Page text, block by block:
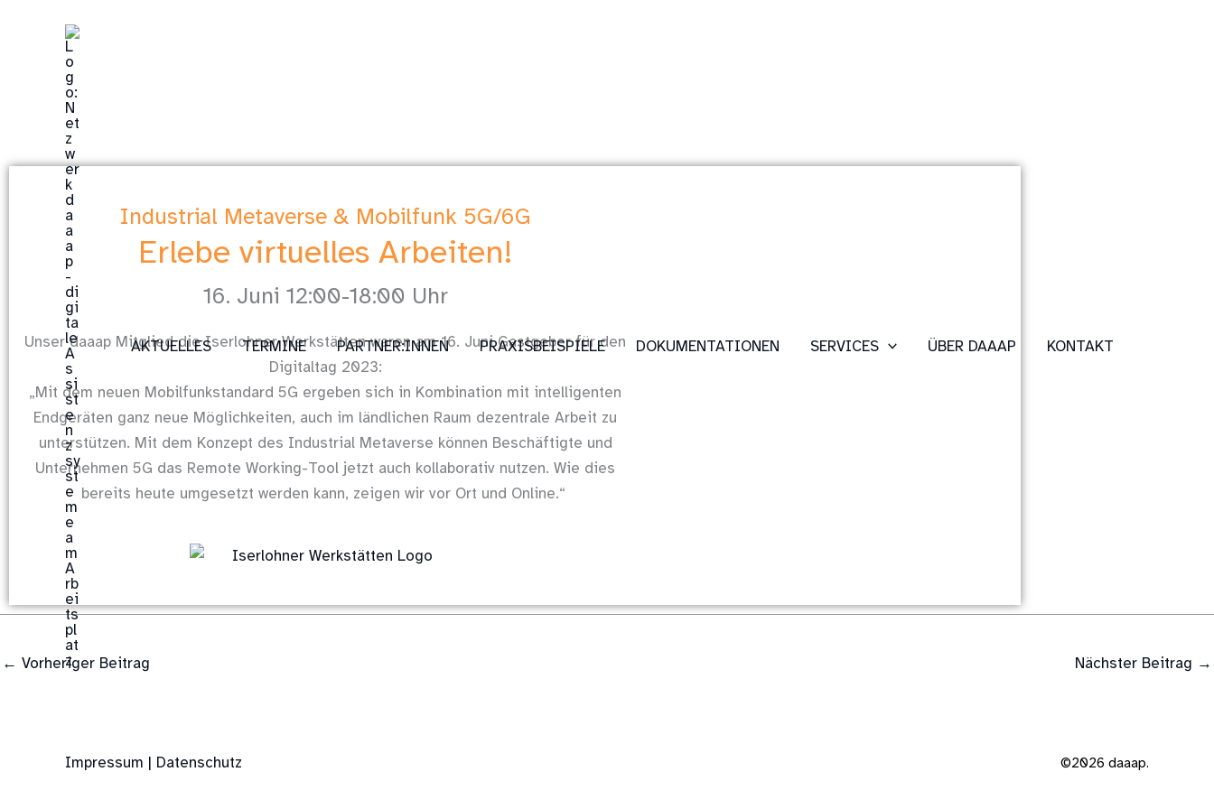
AKTUELLES TERMINE PARTNER:INNEN PRAXISBEISPIELE DOKUMENTATIONEN SERVICES ÜBER DAAAP KONTAKT
Industrial Metaverse & Mobilfunk 5G/6G
Erlebe virtuelles Arbeiten!
16. Juni 12:00-18:00 Uhr
Unser daaap Mitglied die Iserlohner Werkstätten waren am 16. Juni Gastgeber für den
Digitaltag 2023:
„Mit dem neuen Mobilfunkstandard 5G ergeben sich in Kombination mit intelligenten
Endgeräten ganz neue Möglichkeiten, auch im ländlichen Raum dezentrale Arbeit zu
unterstützen. Mit dem Konzept des Industrial Metaverse können Beschäftigte und
Unternehmen 5G das Remote Working-Tool jetzt auch kollaborativ nutzen. Wie dies
bereits heute umgesetzt werden kann, zeigen wir vor Ort und Online.“
← Vorheriger Beitrag Nächster Beitrag →
Impressum | Datenschutz ©2026 daaap.